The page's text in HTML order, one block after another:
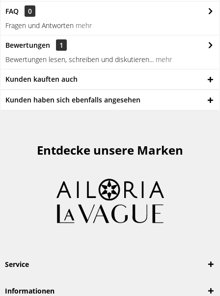
FAQ
0
Fragen und Antworten mehr
Bewertungen
1
Bewertungen lesen, schreiben und diskutieren... mehr
Kunden kauften auch
Kunden haben sich ebenfalls angesehen
Entdecke unsere Marken
Service
Informationen